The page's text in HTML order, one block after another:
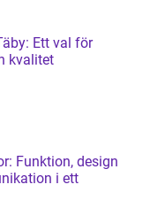
Ett val för
kvalitet
Funktion, design
i ett